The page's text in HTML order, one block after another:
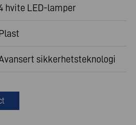
hvite LED-lamper
sikkerhetsteknologi